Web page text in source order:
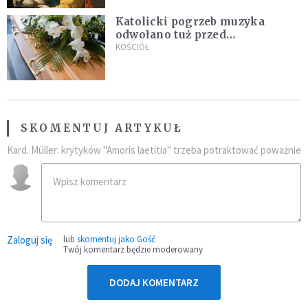
Katolicki pogrzeb muzyka
odwołano tuż przed
uroczystością. Powodem była
KOŚCIÓŁ
SKOMENTUJ ARTYKUŁ
Kard. Müller: krytyków "Amoris laetitia" trzeba potraktować poważnie
Zaloguj się lub skomentuj jako Gość
Twój komentarz będzie moderowany
DODAJ KOMENTARZ